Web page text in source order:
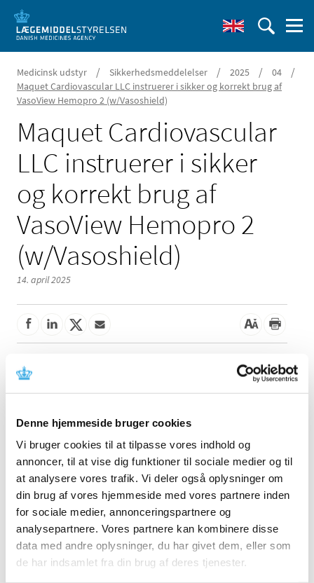
Denne hjemmeside bruger cookies
Vi bruger cookies til at tilpasse vores indhold og
annoncer, til at vise dig funktioner til sociale medier og til
at analysere vores trafik. Vi deler også oplysninger om
din brug af vores hjemmeside med vores partnere inden
for sociale medier, annonceringspartnere og
analysepartnere. Vores partnere kan kombinere disse
data med andre oplysninger, du har givet dem, eller som
de har indsamlet fra din brug af deres tjenester.
Medicinsk udstyr / Sikkerhedsmeddelelser / 2025 / 04 /
Maquet Cardiovascular LLC instruerer i sikker og korrekt brug af
VasoView Hemopro 2 (w/Vasoshield)
Maquet Cardiovascular
LLC instruerer i sikker
og korrekt brug af
VasoView Hemopro 2
(w/Vasoshield)
14. april 2025
Denne meddelelse indeholder information om sikker og
korrekt brug af udstyret. Læs mere i meddelelsen fra
fabrikanten.
Referencer
Produkt:VasoView Hemopro 2 (w/Vasoshield)
Fabrikant: Maquet Cardiovascular LLC
Fabrikantens referencenummer:
1238583
Lægemiddelstyrelsens sagsnummer:2025042408
Emner